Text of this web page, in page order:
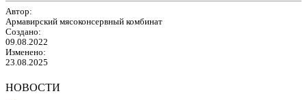
Автор:
Армавирский мясоконсервный комбинат
Создано:
09.08.2022
Изменено:
23.08.2025
НОВОСТИ